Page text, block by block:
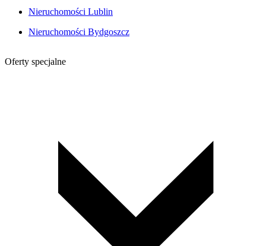
Nieruchomości Lublin
Nieruchomości Bydgoszcz
Oferty specjalne